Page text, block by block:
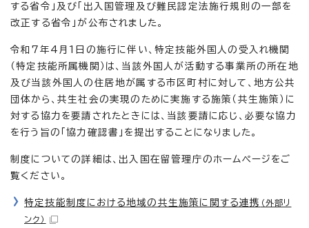
する省令」及び「出入国管理及び難民認定法施行規則の一部を
改正する省令」が公布されました。
令和7年4月1日の施行に伴い、特定技能外国人の受入れ機関
（特定技能所属機関）は、当該外国人が活動する事業所の所在地
及び当該外国人の住居地が属する市区町村に対して、地方公共
団体から、共生社会の実現のために実施する施策（共生施策）に
対する協力を要請されたときには、当該要請に応じ、必要な協力
を行う旨の「協力確認書」を提出することになりました。
制度についての詳細は、出入国在留管理庁のホームページをご
覧ください。
特定技能制度における地域の共生施策に関する連携 （外部リ
ンク）